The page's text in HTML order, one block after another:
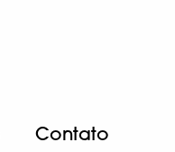
Contato